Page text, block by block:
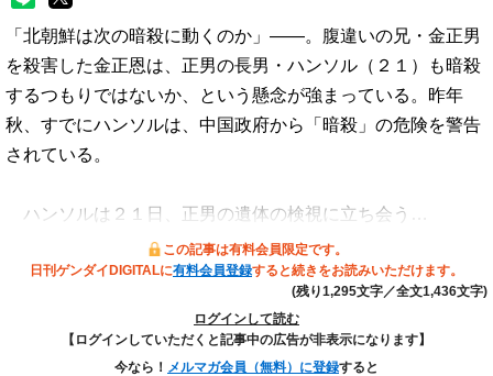
「北朝鮮は次の暗殺に動くのか」――。腹違いの兄・金正男
を殺害した金正恩は、正男の長男・ハンソル（２１）も暗殺
するつもりではないか、という懸念が強まっている。昨年
秋、すでにハンソルは、中国政府から「暗殺」の危険を警告
されている。
ハンソルは２１日、正男の遺体の検視に立ち会う…
この記事は有料会員限定です。
日刊ゲンダイDIGITALに有料会員登録すると続きをお読みいただけます。
(残り1,295文字／全文1,436文字)
ログインして読む
【ログインしていただくと記事中の広告が非表示になります】
今なら！ メルマガ会員（無料）に登録すると